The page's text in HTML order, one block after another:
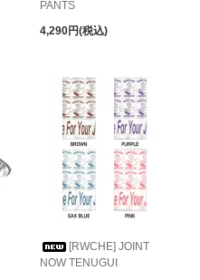
PANTS
4,290円(税込)
[RWCHE] JOINT
NOW TENUGUI